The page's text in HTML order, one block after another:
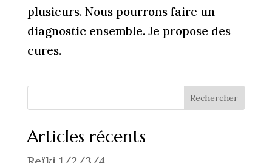
plusieurs. Nous pourrons faire un
diagnostic ensemble. Je propose des
cures.
Rechercher
Articles récents